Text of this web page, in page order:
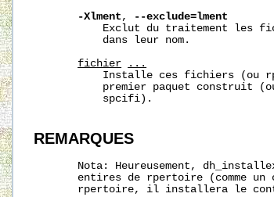
-Xlment ,
--exclude=lment
Exclut du traitement les
           dans leur nom.
fichier
...
Installe ces fichiers (ou
premier paquet construit
           spcifi).
REMARQUES
Nota: Heureusement,
entires de rpertoire (comme un
rpertoire, il installera le